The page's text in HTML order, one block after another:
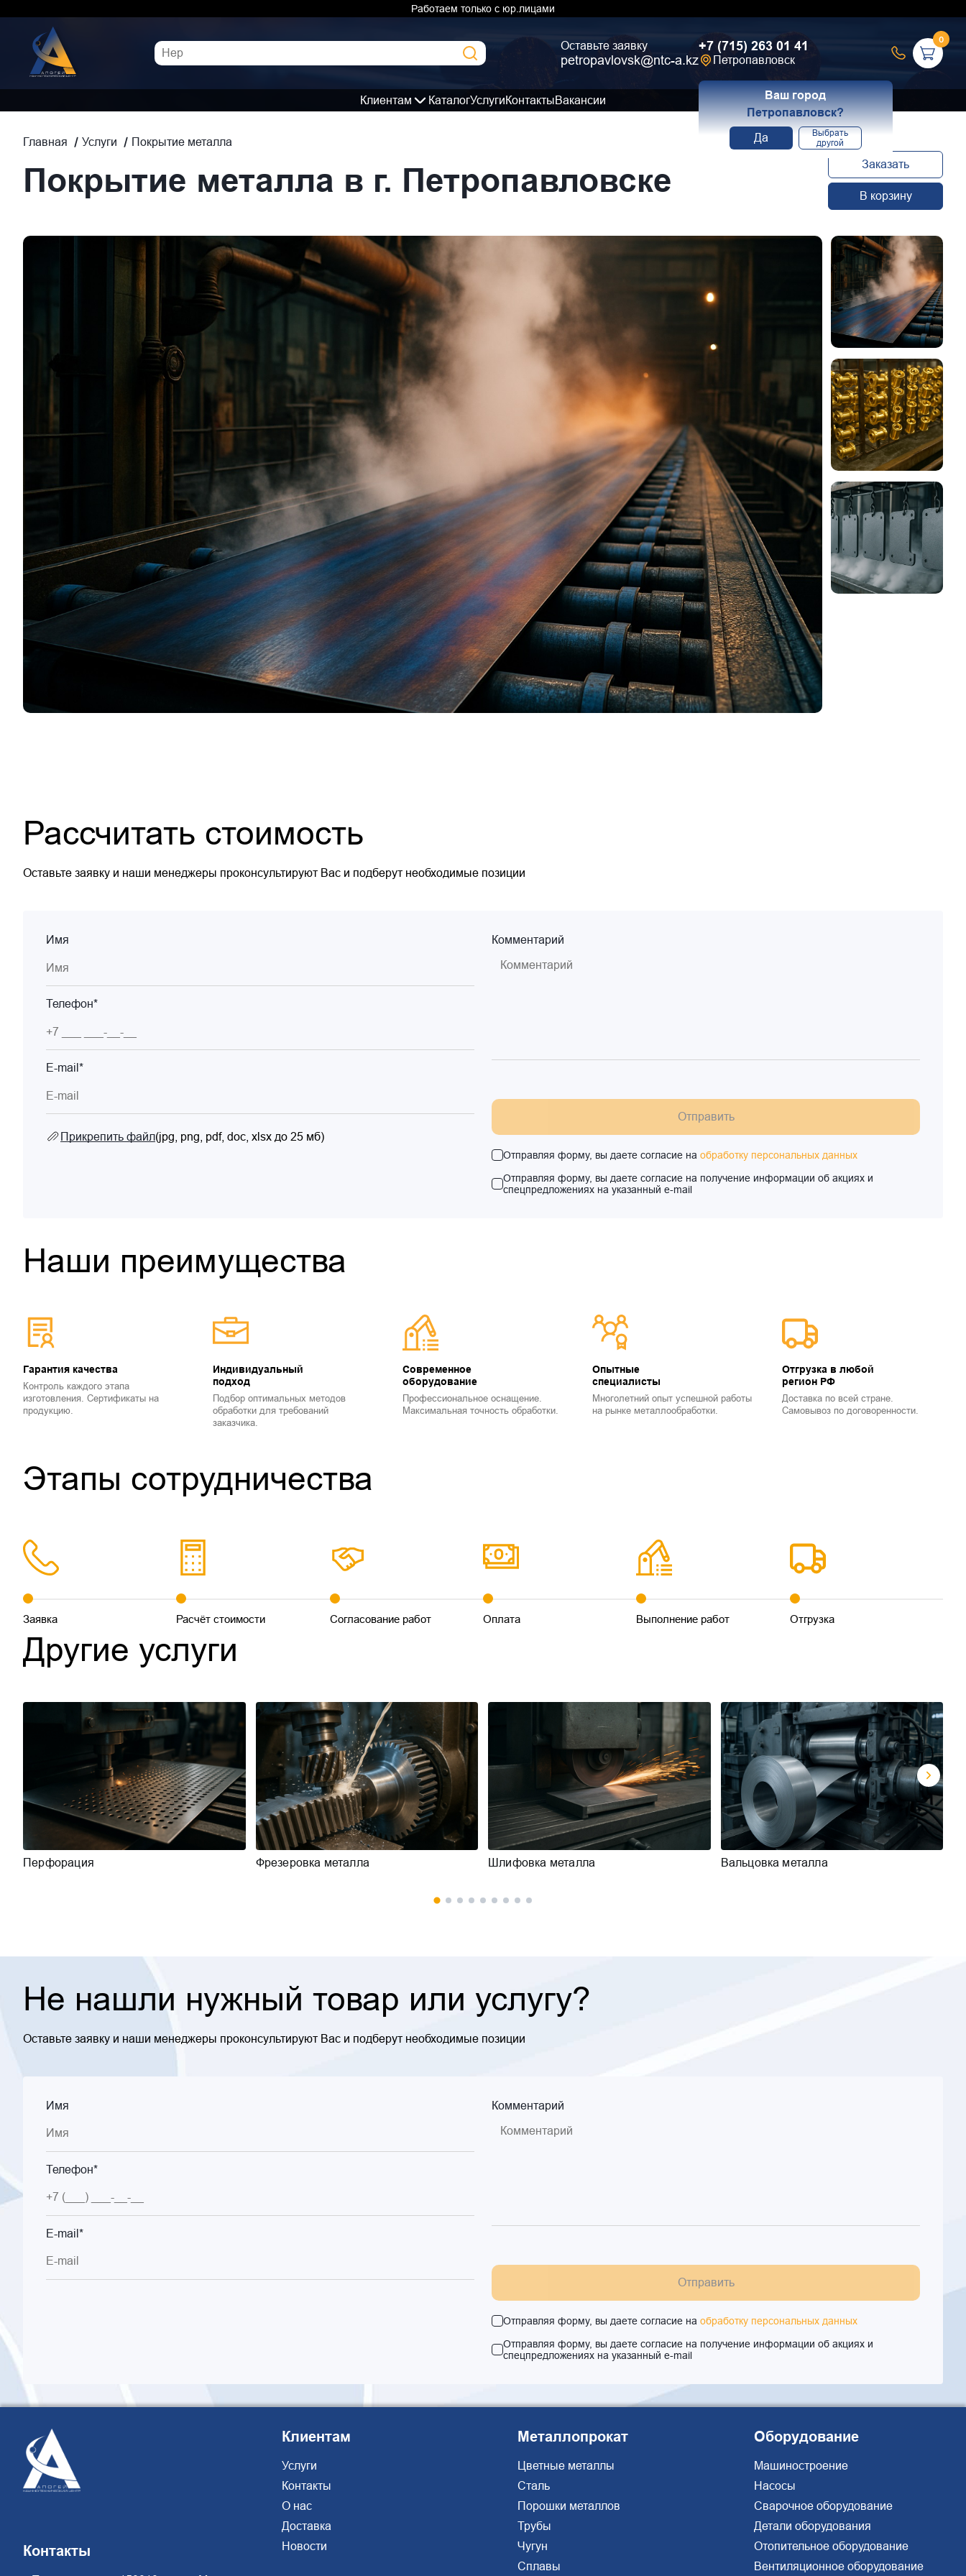
Работаем только с юр.лицами
Оставьте заявку
petropavlovsk@ntc-a.kz
+7 (715) 263 01 41
Петропавловск
Ваш город
Петропавловск?
Да
Выбрать
другой
0
Клиентам КаталогУслугиКонтактыВакансии
Главная Услуги Покрытие металла
Покрытие металла в г. Петропавловске Заказать
В корзину
Рассчитать стоимость
Оставьте заявку и наши менеджеры проконсультируют Вас и подберут необходимые позиции
Имя
Телефон*
E-mail*
Прикрепить файл(jpg, png, pdf, doc, xlsx до 25 мб)
Комментарий
Отправить
Отправляя форму, вы даете согласие наобработку персональных данных
Отправляя форму, вы даете согласие на получение информации об акциях и
спецпредложениях на указанный e-mail
Наши преимущества
Гарантия качества
Контроль каждого этапа
изготовления. Сертификаты на
продукцию.
Индивидуальный
подход
Подбор оптимальных методов
обработки для требований
заказчика.
Современное
оборудование
Профессиональное оснащение.
Максимальная точность обработки.
Опытные
специалисты
Многолетний опыт успешной работы
на рынке металлообработки.
Отгрузка в любой
регион РФ
Доставка по всей стране.
Самовывоз по договоренности.
Этапы сотрудничества
Заявка Расчёт стоимости Согласование работ Оплата Выполнение работ Отгрузка
Другие услуги
Перфорация Фрезеровка металла Шлифовка металла Вальцовка металла
Не нашли нужный товар или услугу?
Оставьте заявку и наши менеджеры проконсультируют Вас и подберут необходимые позиции
Имя
Телефон*
E-mail*
Комментарий
Отправить
Отправляя форму, вы даете согласие наобработку персональных данных
Отправляя форму, вы даете согласие на получение информации об акциях и
спецпредложениях на указанный e-mail
Контакты
Клиентам
Услуги
Контакты
О нас
Доставка
Новости
Металлопрокат
Цветные металлы
Сталь
Порошки металлов
Трубы
Чугун
Сплавы
Оборудование
Машиностроение
Насосы
Сварочное оборудование
Детали оборудования
Отопительное оборудование
Вентиляционное оборудование